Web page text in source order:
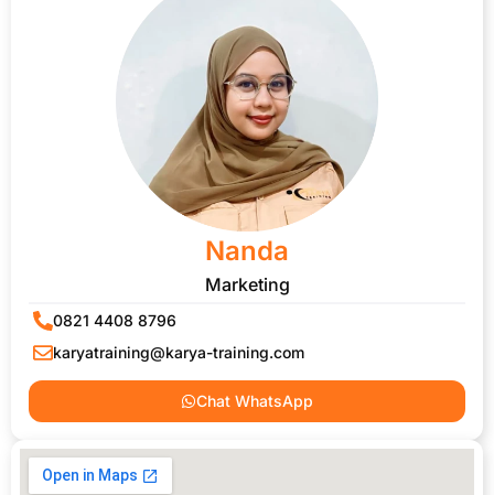
Nanda
Marketing
0821 4408 8796
karyatraining@karya-training.com
Chat WhatsApp